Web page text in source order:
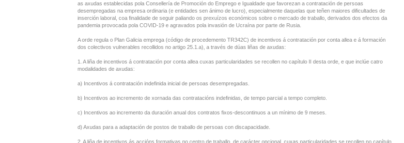
as axudas establecidas pola Consellería de Promoción do Emprego e Igualdade que favorezan a contratación de persoas
desempregadas na empresa ordinaria (e entidades sen ánimo de lucro), especialmente daquelas que teñen maiores dificultades de
inserción laboral, coa finalidade de seguir paliando os prexuízos económicos sobre o mercado de traballo, derivados dos efectos da
pandemia provocada pola COVID-19 e agravados pola invasión de Ucraína por parte de Rusia.
A orde regula o Plan Galicia emprega (código de procedemento TR342C) de incentivos á contratación por conta allea e á formación
dos colectivos vulnerables recollidos no artigo 25.1.a), a través de dúas liñas de axudas:
1. A liña de incentivos á contratación por conta allea cuxas particularidades se recollen no capítulo II desta orde, e que inclúe catro
modalidades de axudas:
a) Incentivos á contratación indefinida inicial de persoas desempregadas.
b) Incentivos ao incremento de xornada das contratacións indefinidas, de tempo parcial a tempo completo.
c) Incentivos ao incremento da duración anual dos contratos fixos-descontinuos a un mínimo de 9 meses.
d) Axudas para a adaptación de postos de traballo de persoas con discapacidade.
2. A liña de incentivos ás accións formativas no centro de traballo, de carácter opcional, cuxas particularidades se recollen no capítulo